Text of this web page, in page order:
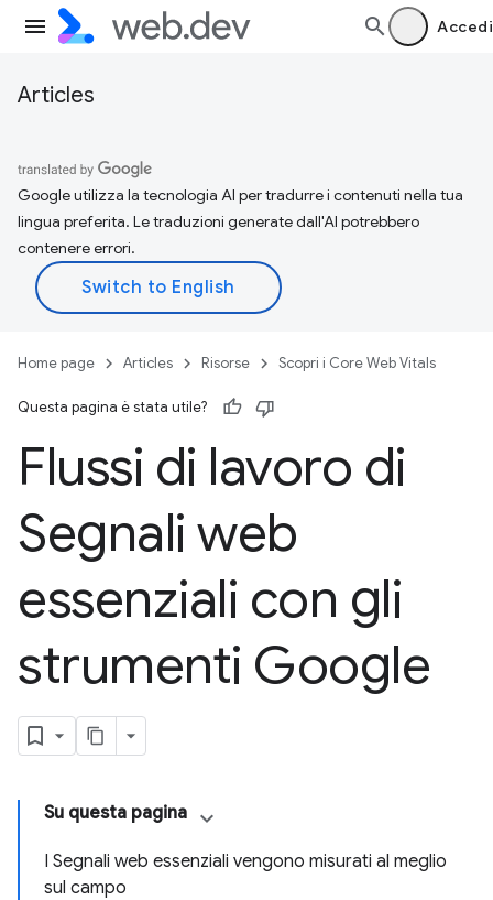
Accedi
Articles
Google utilizza la tecnologia AI per tradurre i contenuti nella tua
lingua preferita. Le traduzioni generate dall'AI potrebbero
contenere errori.
Home page Articles Risorse Scopri i Core Web Vitals
Questa pagina è stata utile?
Flussi di lavoro di
Segnali web
essenziali con gli
strumenti Google
Su questa pagina
I Segnali web essenziali vengono misurati al meglio
sul campo